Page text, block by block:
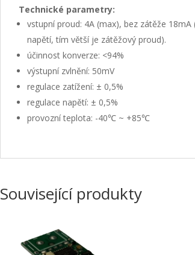
Technické parametry:
vstupní proud: 4A (max), bez zátěže
napětí, tím větší je zátěžový proud).
účinnost konverze: <94%
výstupní zvlnění: 50mV
regulace zatížení: ± 0,5%
regulace napětí: ± 0,5%
provozní teplota: -40℃ ~ +85℃
Související produkty